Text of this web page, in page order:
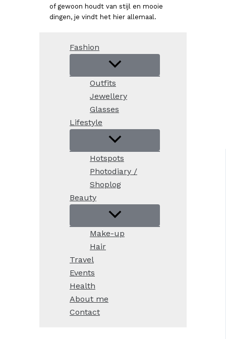
of gewoon houdt van stijl en mooie
dingen, je vindt het hier allemaal.
Fashion
Outfits
Jewellery
Glasses
Lifestyle
Hotspots
Photodiary /
Shoplog
Beauty
Make-up
Hair
Travel
Events
Health
About me
Contact